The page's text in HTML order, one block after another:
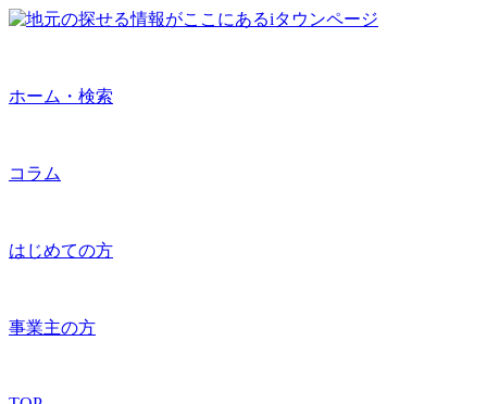
ホーム・検索
コラム
はじめての方
事業主の方